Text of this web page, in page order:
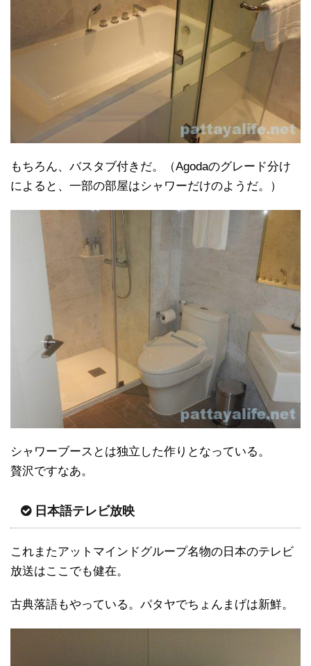
もちろん、バスタブ付きだ。（Agodaのグレード分け
によると、一部の部屋はシャワーだけのようだ。）
シャワーブースとは独立した作りとなっている。
贅沢ですなあ。
日本語テレビ放映
これまたアットマインドグループ名物の日本のテレビ
放送はここでも健在。
古典落語もやっている。パタヤでちょんまげは新鮮。